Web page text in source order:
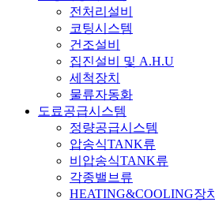
전처리설비
코팅시스템
건조설비
집진설비 및 A.H.U
세척장치
물류자동화
도료공급시스템
정량공급시스템
압송식TANK류
비압송식TANK류
각종밸브류
HEATING&COOLING장치